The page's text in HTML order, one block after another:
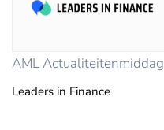
AML Actualiteitenmiddag
Leaders in Finance